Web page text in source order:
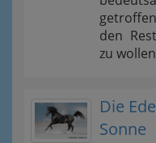
den
zu
Die
Sonne